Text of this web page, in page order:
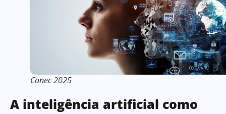
Conec 2025
A inteligência artificial como